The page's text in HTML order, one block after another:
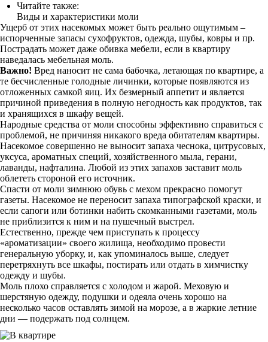
Читайте также:
Виды и характеристики моли
Ущерб от этих насекомых может быть реально ощутимым –
испорченные запасы сухофруктов, одежда, шубы, ковры и пр.
Пострадать может даже обивка мебели, если в квартиру
наведалась мебельная моль.
Важно! Вред наносит не сама бабочка, летающая по квартире, а
те бесчисленные голодные личинки, которые появляются из
отложенных самкой яиц. Их безмерный аппетит и является
причиной приведения в полную негодность как продуктов, так
и хранящихся в шкафу вещей.
Народные средства от моли способны эффективно справиться с
проблемой, не причиняя никакого вреда обитателям квартиры.
Насекомое совершенно не выносит запаха чеснока, цитрусовых,
уксуса, ароматных специй, хозяйственного мыла, герани,
лаванды, нафталина. Любой из этих запахов заставит моль
облететь стороной его источник.
Спасти от моли зимнюю обувь с мехом прекрасно помогут
газеты. Насекомое не переносит запаха типографской краски, и
если сапоги или ботинки набить скомканными газетами, моль
не приблизится к ним и на пушечный выстрел.
Естественно, прежде чем приступать к процессу
«ароматизации» своего жилища, необходимо провести
генеральную уборку, и, как упоминалось выше, следует
перетряхнуть все шкафы, постирать или отдать в химчистку
одежду и шубы.
Моль плохо справляется с холодом и жарой. Меховую и
шерстяную одежду, подушки и одеяла очень хорошо на
несколько часов оставлять зимой на морозе, а в жаркие летние
дни — подержать под солнцем.